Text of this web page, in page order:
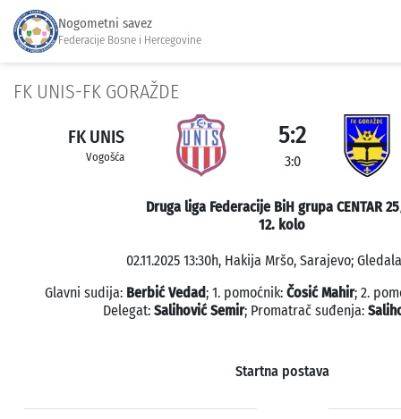
Nogometni savez
Federacije Bosne i Hercegovine
FK UNIS-FK GORAŽDE
FK UNIS
Vogošća
5:2
3:0
Druga liga Federacije BiH grupa CENTAR
12. kolo
02.11.2025 13:30h, Hakija Mršo, Sarajevo;
Glavni sudija: Berbić Vedad; 1. pomoćnik: Čosić Mahir; 2.
Delegat: Salihović Semir; Promatrač suđenja:
Startna postava